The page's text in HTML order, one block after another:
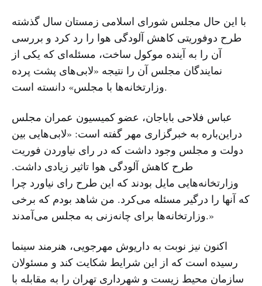
با این حال مجلس شورای اسلامی زمستان سال گذشته
طرح دوفوریتی کاهش آلودگی هوا را رد کرد و بررسی
آن را به آینده موکول ساخت، مسئله‌ای که یکی از
نمایندگان مجلس آن را نتیجه «لابی‌های پشت پرده
وزارتخانه‌ها با مجلس» دانسته است.
عباس فلاحی باباجان، عضو کمیسیون عمران مجلس
دراین‌باره به خبرگزاری مهر گفته است: «لابی‌هایی بین
دولت و مجلس وجود داشت که در رای نیاوردن فوریت
طرح کاهش آلودگی هوا تاثیر زیادی داشت.
وزارتخانه‌‌هایی مایل بودند که این طرح رای نیاورد چرا
که آنها را درگیر مسئله می‌کرد. من شاهد بودم که برخی
وزارتخانه‌‌ها برای چانه‌زنی به مجلس می‌آمدند.»
اکنون نیز نوبت به داریوش مهرجویی، هنرمند سینما
رسیده است که از این شرایط شکایت کند و مسئولان
سازمان محیط زیست و شهرداری تهران را به مقابله با